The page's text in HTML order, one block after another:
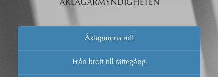
Åklagarens roll
Från brott till rättegång